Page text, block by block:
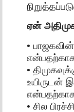
ஏன்
•
•
உயிருடன்
• சில